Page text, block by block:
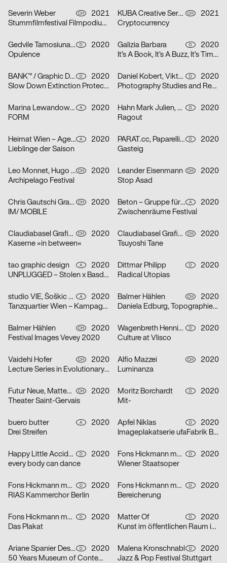
Severin Weber CH
2021
Stummfilmfestival Filmpodium Zürich
KUBA Creative Services CH
2021
Cryptocurrency
Gedvile Tamosiunaite, Jelena Luise, Shuaitong Zong D
2020
Opulence
Galizia Barbara D
2020
It’s A Book, It’s A Buzz, It’s Time to Discuss
BANK™ / Graphic Design Today D
2020
Slow Down Extinction Protect Biodiversity
Daniel Kobert, Viktor Lentzen D
2020
Photography Studies and Research
Marina Lewandowska A
2020
FORM
Hahn Mark Julien, Kormann Raffael D
2020
Ragout
Heimat Wien – Agentur für Veränderung A
2020
Lieblinge der Saison
PARAT.cc, Paparelli Nolan D
2020
Gasteig
Leo Monnet, Hugo Jauffret CH
2020
Archipelago Festival
Leander Eisenmann CH
2020
Stop Asad
Chris Gautschi Graphic & Editorial design CH
2020
IM/ MOBILE
Beton – Gruppe für Gestaltung A
2020
Zwischenräume Festival
Claudiabasel Grafik & Interaktion CH
2020
Kaserne »in between«
Claudiabasel Grafik & Interaktion CH
2020
Tsuyoshi Tane
tao graphic design A
2020
UNPLUGGED – Stolen x Basdban
Dittmar Philipp D
2020
Radical Utopias
studio VIE, Šoškic Katarina, Scherabon Herwig A
2020
Tanzquartier Wien – Kampagne Camilla Schielin
Balmer Hählen CH
2020
Daniela Edburg, Topographies of Transformation
Balmer Hählen CH
2020
Festival Images Vevey 2020
Wagenbreth Henning D
2020
Culture at Vlisco
Vaidehi Hofer CH
2020
Lecture Series in Evolutionary Ecology
Alfio Mazzei CH
2020
Luminanza
Futur Neue, Matteo Venet CH
2020
Theater Saint-Gervais
Moritz Borchardt D
2020
Mit-
buero butter A
2020
Drei Streifen
Apfel Niklas D
2020
Imageplakatserie ufaFabrik Berlin
Happy Little Accidents D
2020
every body can dance
Fons Hickmann m23 D
2020
Wiener Staatsoper
Fons Hickmann m23 D
2020
RIAS Kammerchor Berlin
Fons Hickmann m23 D
2020
Bereicherung
Fons Hickmann m23 D
2020
Das Plakat
Matter Of D
2020
Kunst im öffentlichen Raum in Stuttgart
Ariane Spanier Design D
2020
50 Years Museum of Contemporary Art Skopje
Malena Kronschnabl D
2020
Jazz & Pop Festival Stuttgart